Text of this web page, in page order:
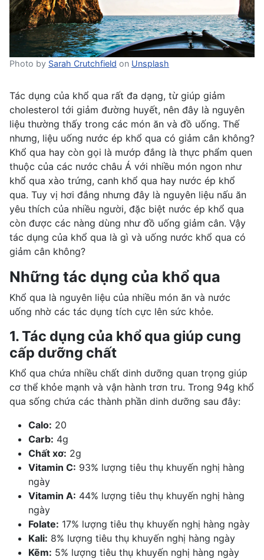
Photo by Sarah Crutchfield on Unsplash
Tác dụng của khổ qua rất đa dạng, từ giúp giảm
cholesterol tới giảm đường huyết, nên đây là nguyên
liệu thường thấy trong các món ăn và đồ uống. Thế
nhưng, liệu uống nước ép khổ qua có giảm cân không?
Khổ qua hay còn gọi là mướp đắng là thực phẩm quen
thuộc của các nước châu Á với nhiều món ngon như
khổ qua xào trứng, canh khổ qua hay nước ép khổ
qua. Tuy vị hơi đắng nhưng đây là nguyên liệu nấu ăn
yêu thích của nhiều người, đặc biệt nước ép khổ qua
còn được các nàng dùng như đồ uống giảm cân. Vậy
tác dụng của khổ qua là gì và uống nước khổ qua có
giảm cân không?
Những tác dụng của khổ qua
Khổ qua là nguyên liệu của nhiều món ăn và nước
uống nhờ các tác dụng tích cực lên sức khỏe.
1. Tác dụng của khổ qua giúp cung
cấp dưỡng chất
Khổ qua chứa nhiều chất dinh dưỡng quan trọng giúp
cơ thể khỏe mạnh và vận hành trơn tru. Trong 94g khổ
qua sống chứa các thành phần dinh dưỡng sau đây:
Calo: 20
Carb: 4g
Chất xơ: 2g
Vitamin C: 93% lượng tiêu thụ khuyến nghị hàng
ngày
Vitamin A: 44% lượng tiêu thụ khuyến nghị hàng
ngày
Folate: 17% lượng tiêu thụ khuyến nghị hàng ngày
Kali: 8% lượng tiêu thụ khuyến nghị hàng ngày
Kẽm: 5% lượng tiêu thụ khuyến nghị hàng ngày